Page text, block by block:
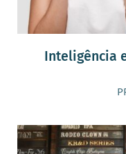
Inteligência